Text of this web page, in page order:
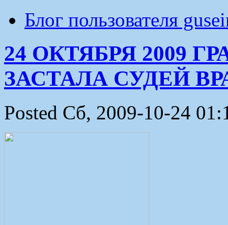
Блог пользователя
24 ОКТЯБРЯ 2009
ЗАСТАЛА СУДЕЙ
Posted Сб, 2009-10-24